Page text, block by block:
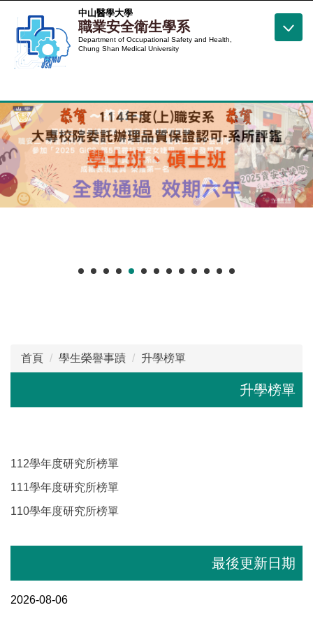
到
主
要
區
中山醫學大學
職業安全衛生學系
Department of Occupational Safety and Health,
Chung Shan Medical University
首頁 學生榮譽事蹟 升學榜單
升學榜單
112學年度研究所榜單
111學年度研究所榜單
110學年度研究所榜單
最後更新日期
2026-08-06